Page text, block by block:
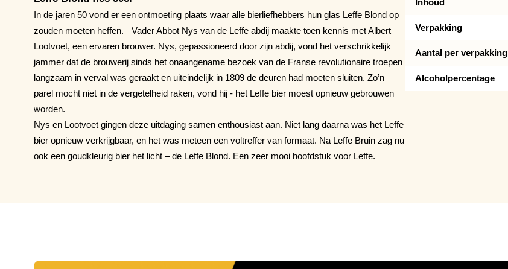
In de jaren 50 vond er een ontmoeting plaats waar alle bierliefhebbers hun glas Leffe Blond op
zouden moeten heffen. Vader Abbot Nys van de Leffe abdij maakte toen kennis met Albert
Lootvoet, een ervaren brouwer. Nys, gepassioneerd door zijn abdij, vond het verschrikkelijk
jammer dat de brouwerij sinds het onaangename bezoek van de Franse revolutionaire troepen
langzaam in verval was geraakt en uiteindelijk in 1809 de deuren had moeten sluiten. Zo’n
parel mocht niet in de vergetelheid raken, vond hij - het Leffe bier moest opnieuw gebrouwen
worden.
Nys en Lootvoet gingen deze uitdaging samen enthousiast aan. Niet lang daarna was het Leffe
bier opnieuw verkrijgbaar, en het was meteen een voltreffer van formaat. Na Leffe Bruin zag nu
ook een goudkleurig bier het licht – de Leffe Blond. Een zeer mooi hoofdstuk voor Leffe.
Inhoud
Verpakking
Aantal per verpakking
Alcoholpercentage